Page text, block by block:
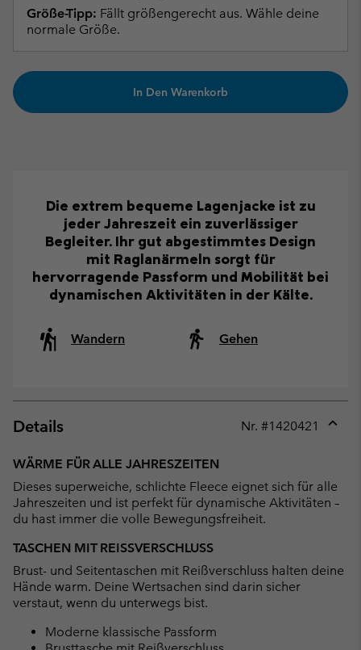
Größe-Tipp: Fällt größengerecht aus. Wähle deine
normale Größe.
In Den Warenkorb
Die extrem bequeme Lagenjacke ist zu
jeder Jahreszeit ein zuverlässiger
Begleiter. Ihr gut abgestimmtes Design
mit Raglanärmeln sorgt für
hervorragende Passform und Mobilität bei
dynamischen Aktivitäten in der Kälte.
Wandern Gehen
Details Nr. #1420421
WÄRME FÜR ALLE JAHRESZEITEN
Dieses superweiche, schlichte Fleece eignet sich für alle
Jahreszeiten und ist perfekt für dynamische Aktivitäten –
du hast immer die volle Bewegungsfreiheit.
TASCHEN MIT REISSVERSCHLUSS
Brust- und Seitentaschen mit Reißverschluss halten deine
Hände warm. Deine Wertsachen sind darin sicher
verstaut, wenn du unterwegs bist.
Moderne klassische Passform